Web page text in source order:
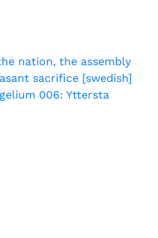
nation, the assembly
sacrifice [swedish]
006: Yttersta